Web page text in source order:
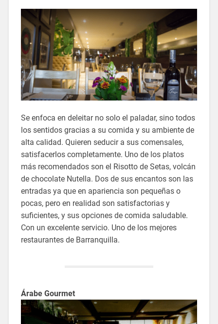
Se enfoca en deleitar no solo el paladar, sino todos
los sentidos gracias a su comida y su ambiente de
alta calidad. Quieren seducir a sus comensales,
satisfacerlos completamente. Uno de los platos
más recomendados son el Risotto de Setas, volcán
de chocolate Nutella. Dos de sus encantos son las
entradas ya que en apariencia son pequeñas o
pocas, pero en realidad son satisfactorias y
suficientes, y sus opciones de comida saludable.
Con un excelente servicio. Uno de los mejores
restaurantes de Barranquilla.
Árabe Gourmet